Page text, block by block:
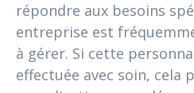
répondre aux besoins
entreprise est
à gérer. Si cette
effectuée avec soin, cela